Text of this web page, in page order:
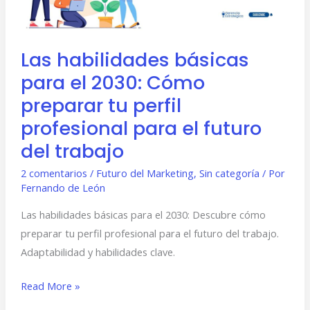
Las habilidades básicas
para el 2030: Cómo
preparar tu perfil
profesional para el futuro
del trabajo
2 comentarios / Futuro del Marketing, Sin categoría / Por
Fernando de León
Las habilidades básicas para el 2030: Descubre cómo
preparar tu perfil profesional para el futuro del trabajo.
Adaptabilidad y habilidades clave.
preparar
perfil
profesional
para
el
futuro
del
trabajo
Read More »